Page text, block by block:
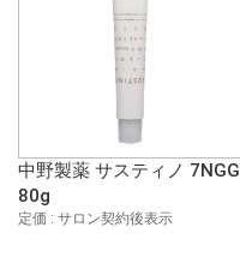
中野製薬 サスティノ 7NGG
80g
定価 : サロン契約後表示